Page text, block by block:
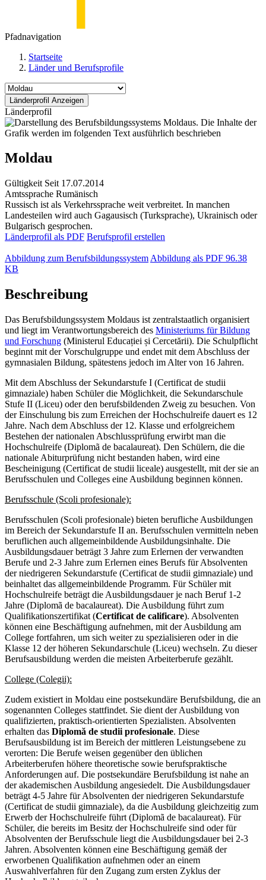
Pfadnavigation
Startseite
Länder und Berufsprofile
Länderprofil
Moldau
Gültigkeit Seit 17.07.2014
Amtssprache Rumänisch
Russisch ist als Verkehrssprache weit verbreitet. In manchen
Landesteilen wird auch Gagausisch (Turksprache), Ukrainisch oder
Bulgarisch gesprochen.
Länderprofil als PDF Berufsprofil erstellen
Abbildung zum Berufsbildungssystem Abbildung als PDF 96.38
KB
Beschreibung
Das Berufsbildungssystem Moldaus ist zentralstaatlich organisiert
und liegt im Verantwortungsbereich des Ministeriums für Bildung
und Forschung (Ministerul Educației și Cercetării). Die Schulpflicht
beginnt mit der Vorschulgruppe und endet mit dem Abschluss der
gymnasialen Bildung, spätestens jedoch im Alter von 16 Jahren.
Mit dem Abschluss der Sekundarstufe I (Certificat de studii
gimnaziale) haben Schüler die Möglichkeit, die Sekundarschule
Stufe II (Liceu) oder den berufsbildenden Zweig zu besuchen. Von
der Einschulung bis zum Erreichen der Hochschulreife dauert es 12
Jahre. Nach dem Abschluss der 12. Klasse und erfolgreichem
Bestehen der nationalen Abschlussprüfung erwirbt man die
Hochschulreife (Diplomã de bacalaureat). Den Schülern, die die
nationale Abiturprüfung nicht bestanden haben, wird eine
Bescheinigung (Certificat de studii liceale) ausgestellt, mit der sie an
Berufsschulen und Colleges eine Ausbildung beginnen können.
Berufsschule (Scoli profesionale):
Berufsschulen (Scoli profesionale) bieten berufliche Ausbildungen
im Bereich der Sekundarstufe II an. Berufsschulen vermitteln neben
beruflichen auch allgemeinbildende Ausbildungsinhalte. Die
Ausbildungsdauer beträgt 3 Jahre zum Erlernen der verwandten
Berufe und 2-3 Jahre zum Erlernen eines Berufs für Absolventen
der niedrigeren Sekundarstufe (Certificat de studii gimnaziale) und
beinhaltet das allgemeinbildende Programm. Für Schüler mit
Hochschulreife beträgt die Ausbildungsdauer je nach Beruf 1-2
Jahre (Diplomã de bacalaureat). Die Ausbildung führt zum
Qualifikationszertifikat (Certificat de calificare). Absolventen
können eine Beschäftigung aufnehmen, mit der Ausbildung am
College fortfahren, um sich weiter zu spezialisieren oder in die
Klasse 12 der höheren Sekundarschule (Liceu) wechseln. Zu dieser
Berufsausbildung werden die meisten Arbeiterberufe gezählt.
College (Colegii):
Zudem existiert in Moldau eine postsekundäre Berufsbildung, die an
sogenannten Colleges stattfindet. Sie dient der Ausbildung von
qualifizierten, praktisch-orientierten Spezialisten. Absolventen
erhalten das Diplomă de studii profesionale. Diese
Berufsausbildung ist im Bereich der mittleren Leistungsebene zu
verorten: Die Berufe weisen gegenüber den üblichen
Arbeiterberufen höhere theoretische sowie berufspraktische
Anforderungen auf. Die postsekundäre Berufsbildung ist nahe an
der akademischen Ausbildung angesiedelt. Die Ausbildungsdauer
beträgt 4-5 Jahre für Absolventen der niedrigeren Sekundarstufe
(Certificat de studii gimnaziale), da die Ausbildung gleichzeitig zum
Erwerb der Hochschulreife führt (Diplomã de bacalaureat). Für
Schüler, die bereits im Besitz der Hochschulreife sind oder für
Absolventen der Berufsschule liegt die Ausbildungsdauer bei 2-3
Jahren. Absolventen können eine Beschäftigung gemäß der
erworbenen Qualifikation aufnehmen oder an einem
Auswahlverfahren für den Zugang zum ersten Zyklus der